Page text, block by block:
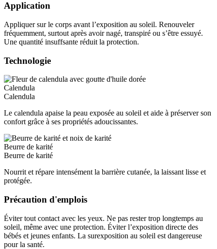
Application
Appliquer sur le corps avant l’exposition au soleil. Renouveler
fréquemment, surtout après avoir nagé, transpiré ou s’être essuyé.
Une quantité insuffsante réduit la protection.
Technologie
Calendula
Calendula
Le calendula apaise la peau exposée au soleil et aide à préserver son
confort grâce à ses propriétés adoucissantes.
Beurre de karité
Beurre de karité
Nourrit et répare intensément la barrière cutanée, la laissant lisse et
protégée.
Précaution d'emplois
Éviter tout contact avec les yeux. Ne pas rester trop longtemps au
soleil, même avec une protection. Éviter l’exposition directe des
bébés et jeunes enfants. La surexposition au soleil est dangereuse
pour la santé.